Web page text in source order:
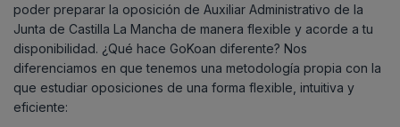
poder preparar la oposición de Auxiliar Administrativo de la
Junta de Castilla La Mancha de manera flexible y acorde a tu
disponibilidad. ¿Qué hace GoKoan diferente? Nos
diferenciamos en que tenemos una metodología propia con la
que estudiar oposiciones de una forma flexible, intuitiva y
eficiente: